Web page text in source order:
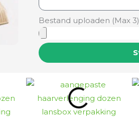
Bestand uploaden (Max 3)